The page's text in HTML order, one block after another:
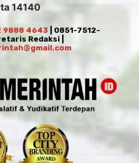
14140
9888 4643 | 0851-7512-
Redaksi |